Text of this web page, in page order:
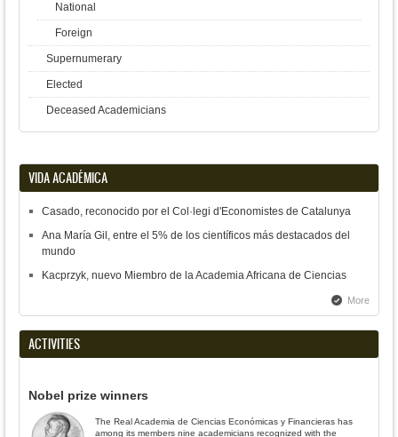
National
Foreign
Supernumerary
Elected
Deceased Academicians
VIDA ACADÉMICA
Casado, reconocido por el Col·legi d'Economistes de Catalunya
Ana María Gil, entre el 5% de los científicos más destacados del
mundo
Kacprzyk, nuevo Miembro de la Academia Africana de Ciencias
More
ACTIVITIES
Nobel prize winners
The Real Academia de Ciencias Económicas y Financieras has
among its members nine academicians recognized with the